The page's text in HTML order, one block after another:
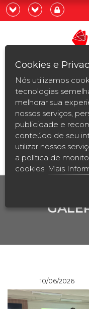
Pós-
Já
10/06/2026
Cookies e
Nós utilizamos
tecnologias
melhorar sua
nossos serviços,
publicidade e
conteúdo de seu
utilizar nossos
a política de
cookies. Mais